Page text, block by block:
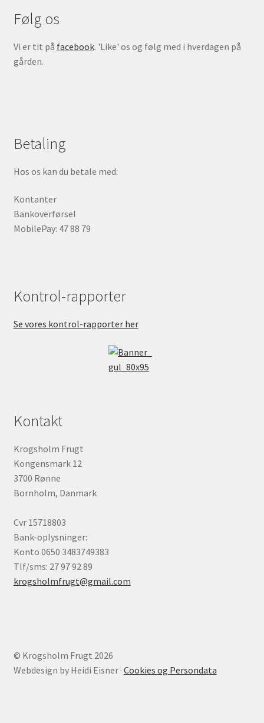
Følg os
Vi er tit på facebook. 'Like' os og følg med i hverdagen på
gården.
Betaling
Hos os kan du betale med:
Kontanter
Bankoverførsel
MobilePay: 47 88 79
Kontrol-rapporter
Se vores kontrol-rapporter her
Kontakt
Krogsholm Frugt
Kongensmark 12
3700 Rønne
Bornholm, Danmark
Cvr 15718803
Bank-oplysninger:
Konto 0650 3483749383
Tlf/sms: 27 97 92 89
krogsholmfrugt@gmail.com
© Krogs​holm Frugt 2026
Webdesign by Heidi Eisner · Cookies og Persondata